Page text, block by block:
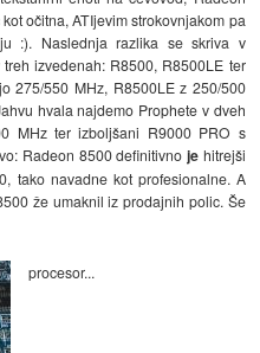
očitna, ATIjevim strokovnjakom pa
:). Naslednja razlika se skriva v
izvedenah: R8500, R8500LE ter
275/550 MHz, R8500LE z 250/500
hvala najdemo Prophete v dveh
MHz ter izboljšani R9000 PRO s
Radeon 8500 definitivno je hitrejši
tako navadne kot profesionalne. A
že umaknil iz prodajnih polic. Še
procesor...